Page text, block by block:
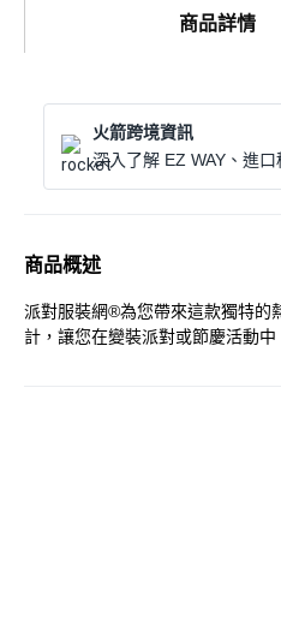
商品詳情
火箭跨境資訊
深入了解 EZ WAY、進口
商品概述
派對服裝網®為您帶來這款獨特的
計，讓您在變裝派對或節慶活動